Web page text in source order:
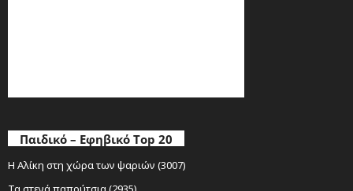
Παιδικό – Εφηβικό Top 20
Η Αλίκη στη χώρα των ψαριών (3007)